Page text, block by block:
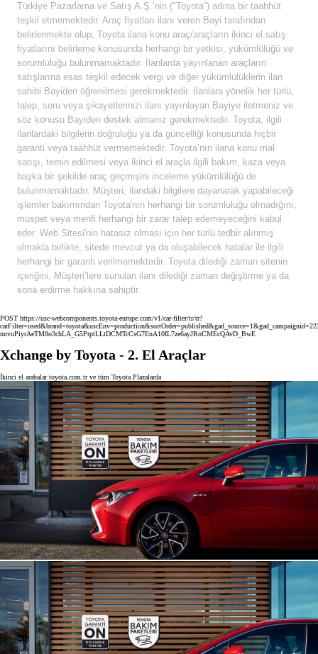
Türkiye Pazarlama ve Satış A.Ş.’nin ("Toyota”) adına bir taahhüt
teşkil etmemektedir. Araç fiyatları ilanı veren Bayi tarafından
belirlenmekte olup, Toyota ilana konu araç/araçların ikinci el satış
fiyatlarını belirleme konusunda herhangi bir yetkisi, yükümlülüğü ve
sorumluluğu bulunmamaktadır. İlanlarda yayınlanan araçların
satışlarına esas teşkil edecek vergi ve diğer yükümlülüklerin ilan
sahibi Bayiden öğrenilmesi gerekmektedir. İlanlara yönelik her türlü,
talep, soru veya şikayetlerinizi ilanı yayınlayan Bayiye iletmeniz ve
söz konusu Bayiden destek almanız gerekmektedir. Toyota, ilgili
ilanlardaki bilgilerin doğruluğu ya da güncelliği konusunda hiçbir
garanti veya taahhüt vermemektedir. Toyota’nın ilana konu mal
satışı, temin edilmesi veya ikinci el araçla ilgili bakım, kaza veya
başka bir şekilde araç geçmişini inceleme yükümlülüğü de
bulunmamaktadır. Müşteri, ilandaki bilgilere dayanarak yapabileceği
işlemler bakımından Toyota'nın herhangi bir sorumluluğu olmadığını,
müspet veya menfi herhangi bir zarar talep edemeyeceğini kabul
eder. Web Sitesi'nin hatasız olması için her türlü tedbir alınmış
olmakla birlikte, sitede mevcut ya da oluşabilecek hatalar ile ilgili
herhangi bir garanti verilmemektedir. Toyota dilediği zaman sitenin
içeriğini, Müşteri’lere sunulan ilanı dilediği zaman değiştirme ya da
sona erdirme hakkına sahiptir.
POST https://usc-webcomponents.toyota-europe.com/v1/car-filter/tr/tr?
nnvuPiyrAeTM8o3chLA_G5PrptLLtDCMTcCsG7EnA10IL7ze6ayJRoCMEcQAvD_BwE
Xchange by Toyota - 2. El Araçlar
İkinci el arabalar toyota.com.tr ve tüm Toyota Plazalarda